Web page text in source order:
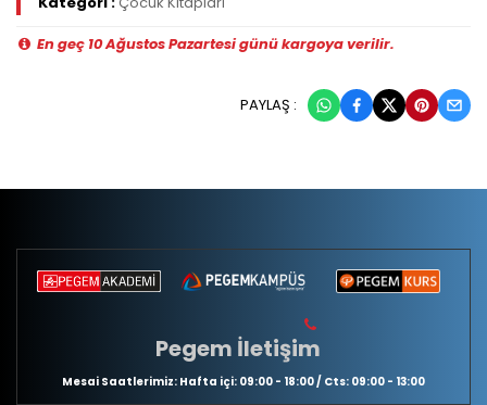
En geç 10 Ağustos Pazartesi günü kargoya verilir.
PAYLAŞ :
Pegem İletişim
Mesai Saatlerimiz: Hafta içi: 09:00 - 18:00 / Cts: 09:00 - 13:00